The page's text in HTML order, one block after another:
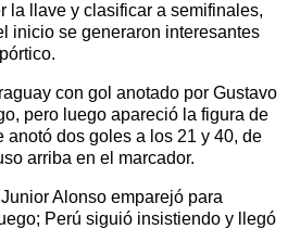
la llave y clasificar a semifinales,
inicio se generaron interesantes
con gol anotado por Gustavo
pero luego apareció la figura de
anotó dos goles a los 21 y 40, de
arriba en el marcador.
Alonso emparejó para
Perú siguió insistiendo y llegó